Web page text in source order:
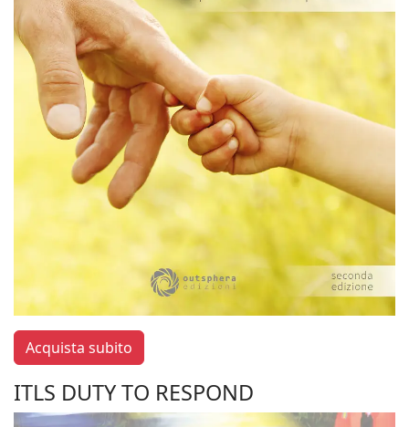
Acquista subito
ITLS DUTY TO RESPOND